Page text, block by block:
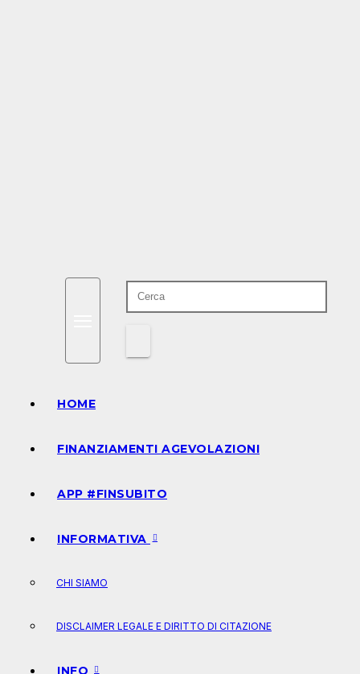
HOME
FINANZIAMENTI AGEVOLAZIONI
APP #FINSUBITO
INFORMATIVA
CHI SIAMO
DISCLAIMER LEGALE E DIRITTO DI CITAZIONE
INFO